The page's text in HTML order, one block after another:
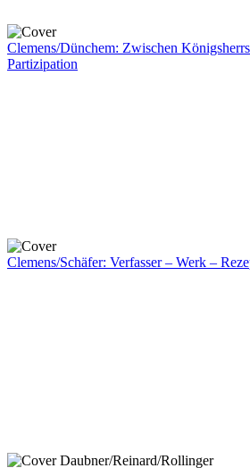
Clemens/Dünchem: Zwischen
Partizipation
Clemens/Schäfer: Verfasser – Werk –